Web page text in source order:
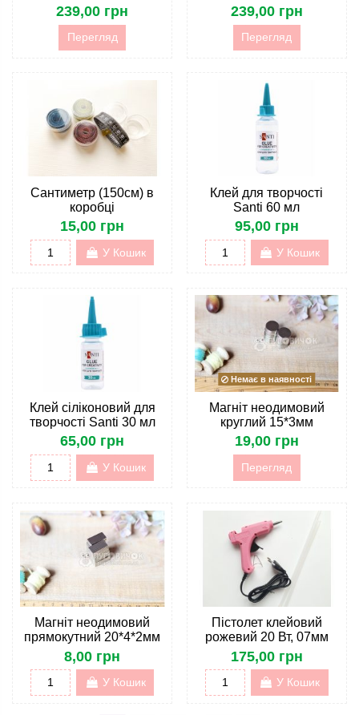
239,00 грн
Перегляд
239,00 грн
Перегляд
Сантиметр (150см) в
коробці
15,00 грн
У Кошик
Клей для творчості
Santi 60 мл
95,00 грн
У Кошик
Клей сіліконовий для
творчості Santi 30 мл
65,00 грн
У Кошик
Немає в наявності
Магніт неодимовий
круглий 15*3мм
19,00 грн
Перегляд
Магніт неодимовий
прямокутний 20*4*2мм
8,00 грн
У Кошик
Пістолет клейовий
рожевий 20 Вт, 07мм
175,00 грн
У Кошик